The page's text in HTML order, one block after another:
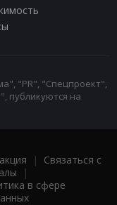
"PR", "Спецпроект",
публикуются на
| Связаться с
|
в сфере